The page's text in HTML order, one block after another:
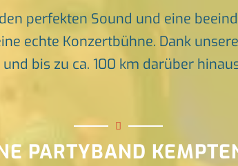
perfekten Sound und eine
echte Konzertbühne. Dank
bis zu ca. 100 km darüber
PARTYBAND